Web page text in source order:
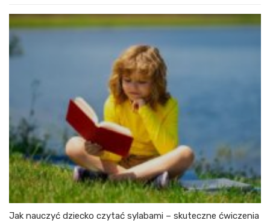
Jak nauczyć dziecko czytać sylabami – skuteczne ćwiczenia